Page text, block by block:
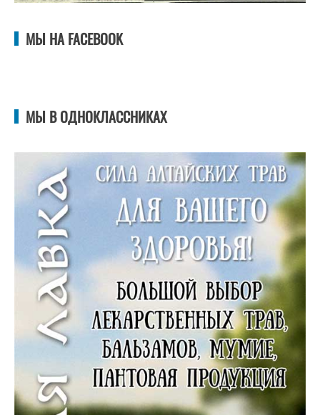
МЫ НА FACEBOOK
МЫ В ОДНОКЛАССНИКАХ